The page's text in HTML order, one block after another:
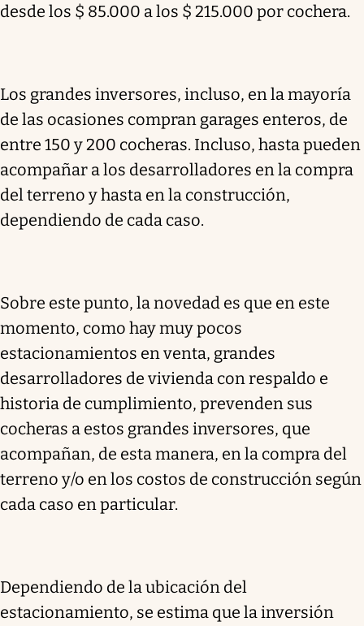
desde los $ 85.000 a los $ 215.000 por cochera.
Los grandes inversores, incluso, en la mayoría
de las ocasiones compran garages enteros, de
entre 150 y 200 cocheras. Incluso, hasta pueden
acompañar a los desarrolladores en la compra
del terreno y hasta en la construcción,
dependiendo de cada caso.
Sobre este punto, la novedad es que en este
momento, como hay muy pocos
estacionamientos en venta, grandes
desarrolladores de vivienda con respaldo e
historia de cumplimiento, prevenden sus
cocheras a estos grandes inversores, que
acompañan, de esta manera, en la compra del
terreno y/o en los costos de construcción según
cada caso en particular.
Dependiendo de la ubicación del
estacionamiento, se estima que la inversión